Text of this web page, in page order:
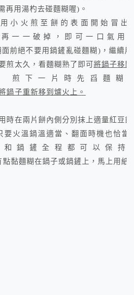
再用湯杓去碰麵糊喔) 。
用小火煎至餅的表面開始冒出
再一一破掉，即可一口氣用
面前絕不要用鍋鏟亂碰麵糊 ) ，繼續
煎太久，看麵糊熟了即可將鍋子移
煎下一片時先舀麵糊
鍋子重新移到爐火上。
時在兩片餅內側分別抹上適量紅豆
要火溫鍋溫適當、翻面時機也恰當
和鍋鏟全程都可以保持
點黏麵糊在鍋子或鍋鏟上，馬上用紙